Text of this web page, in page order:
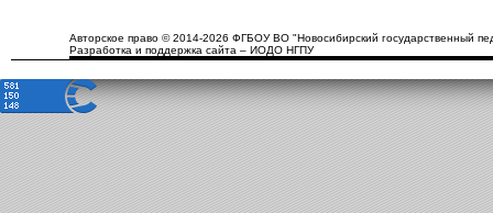
Авторское право © 2014-2026 ФГБОУ ВО "Новосибирский государственный
Разработка и поддержка сайта – ИОДО НГПУ